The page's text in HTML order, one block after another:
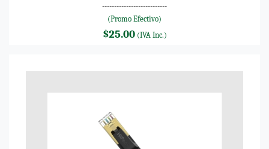
---------------------------
(Promo Efectivo)
$25.00(IVA Inc.)